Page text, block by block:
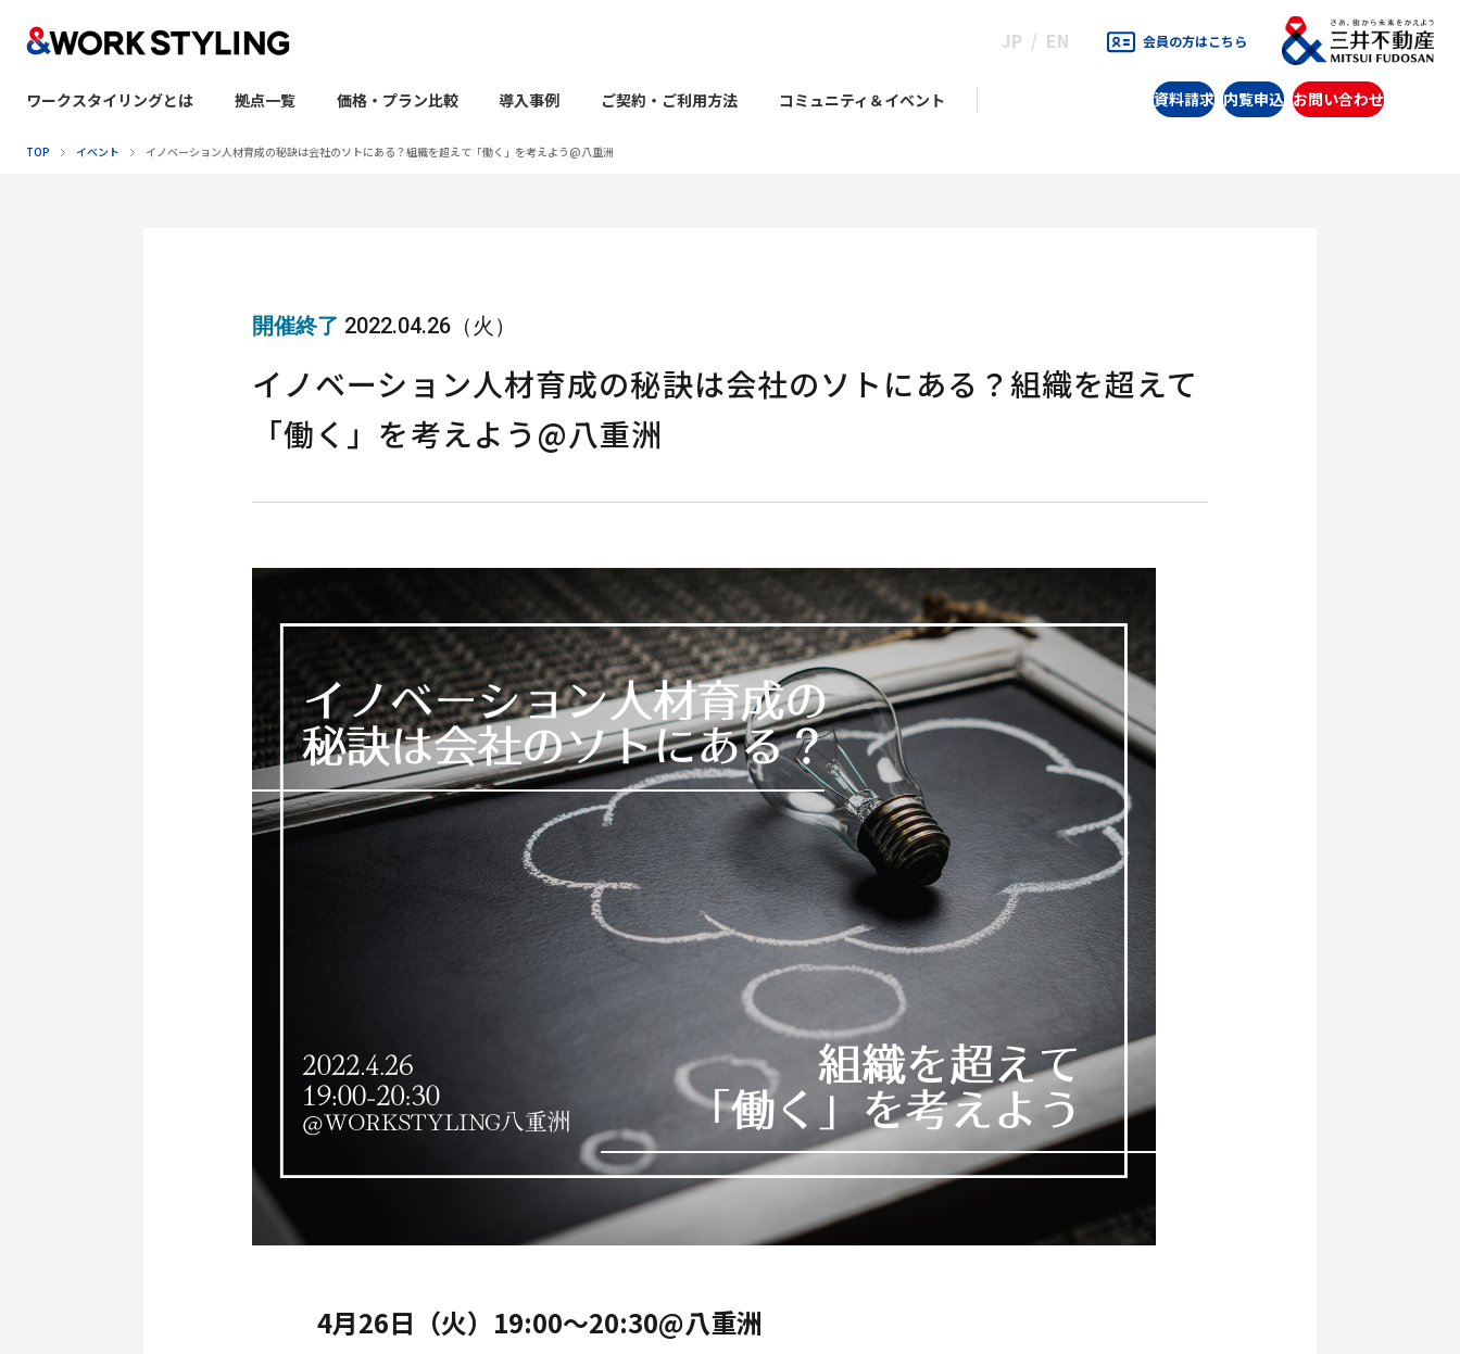
JP EN 会員の方はこちら
ワークスタイリングとは 拠点一覧 価格・プラン比較 導入事例 ご契約・ご利用方法 コミュニティ＆イベント 資料請求 内覧申込 お問い合わせ
TOP イベント イノベーション人材育成の秘訣は会社のソトにある？組織を超えて「働く」を考えよう@八重洲
開催終了 2022.04.26（火）
イノベーション人材育成の秘訣は会社のソトにある？組織を超えて
「働く」を考えよう@八重洲
4月26日（火）19:00〜20:30@八重洲